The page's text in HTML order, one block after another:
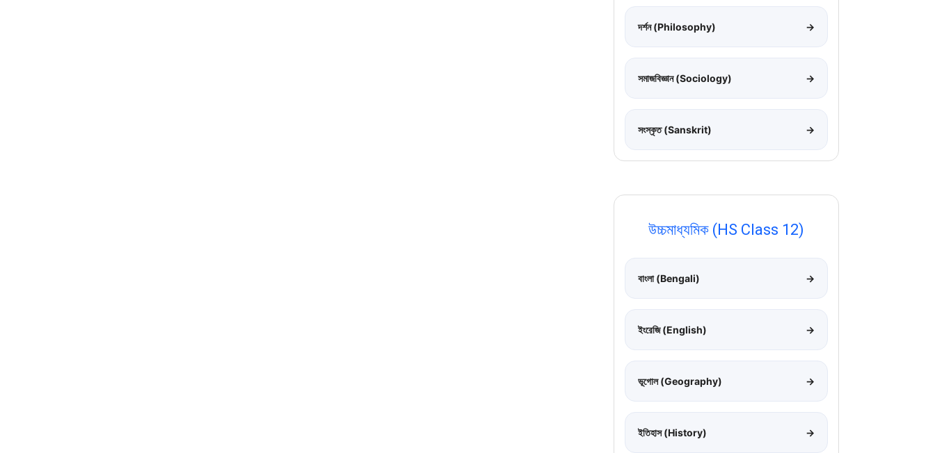
দর্শন (Philosophy) →
সমাজবিজ্ঞান (Sociology) →
সংস্কৃত (Sanskrit) →
উচ্চমাধ্যমিক (HS Class 12)
বাংলা (Bengali) →
ইংরেজি (English) →
ভূগোল (Geography) →
ইতিহাস (History) →